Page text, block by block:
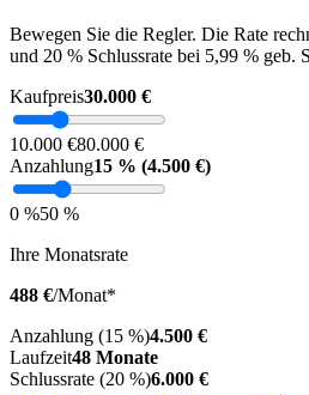
Bewegen Sie die Regler. Die Rate
und 20 % Schlussrate bei 5,99 % geb.
Kaufpreis30.000 €
10.000 €80.000 €
Anzahlung15 % (4.500 €)
0 %50 %
Ihre Monatsrate
488 €/Monat*
Anzahlung (15 %)4.500 €
Laufzeit48 Monate
Schlussrate (20 %)6.000 €